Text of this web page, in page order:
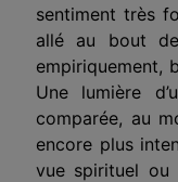
sentiment très
allé au bout
empiriquement,
Une lumière
comparée, au
encore plus
vue spirituel ou